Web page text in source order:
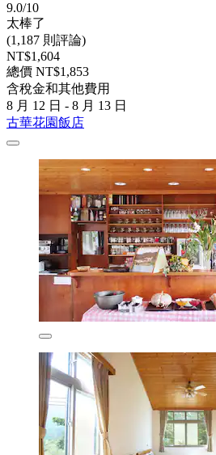
9.0/10
太棒了
(1,187 則評論)
NT$1,604
總價 NT$1,853
含稅金和其他費用
8 月 12 日 - 8 月 13 日
古華花園飯店